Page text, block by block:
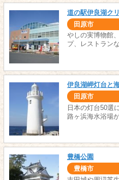
道の駅伊良湖ク
田原市
やしの実博物館
プ、レストランな
伊良湖岬灯台と
田原市
日本の灯台50選
路ヶ浜海水浴場
豊橋公園
豊橋市